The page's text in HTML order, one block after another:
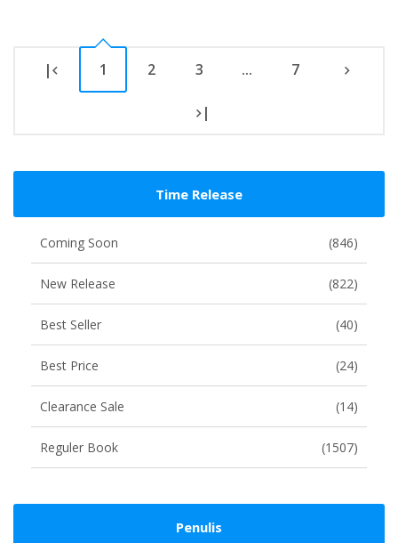
| 1 2 3 ... 7
|
Time Release
Coming Soon (846)
New Release (822)
Best Seller (40)
Best Price (24)
Clearance Sale (14)
Reguler Book (1507)
Penulis